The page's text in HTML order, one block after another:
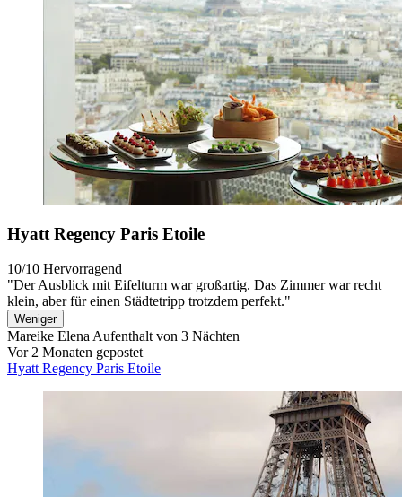
Hyatt Regency Paris Etoile
10/10 Hervorragend
"Der Ausblick mit Eifelturm war großartig. Das Zimmer war recht
klein, aber für einen Städtetripp trotzdem perfekt."
Weniger
Mareike Elena Aufenthalt von 3 Nächten
Vor 2 Monaten gepostet
Hyatt Regency Paris Etoile